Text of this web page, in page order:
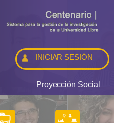
Proyección Social
INICIAR SESIÓN